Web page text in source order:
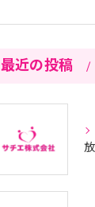
最近の投稿